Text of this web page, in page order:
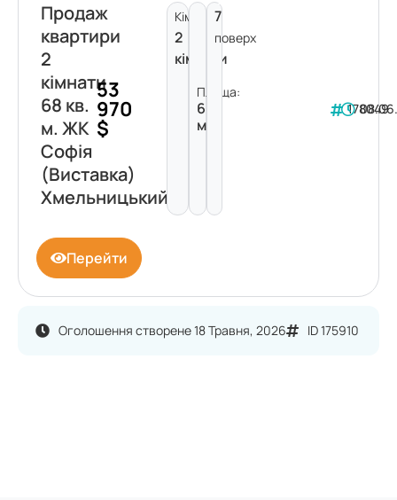
Оголошення створене 18 Травня, 2026 ID 175910
Продаж
квартири
2
кімнати
68 кв.
м. ЖК
Софія
(Виставка)
Хмельницький
53
970
$
Кімнат:
2
кімнати
Площа:
68
м²
7
поверх
178049
Перейти